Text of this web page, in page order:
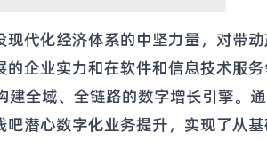
代化经济体系的中坚力量，对带
企业实力和在软件和信息技术服务
全域、全链路的数字增长引擎。通
潜心数字化业务提升，实现了从